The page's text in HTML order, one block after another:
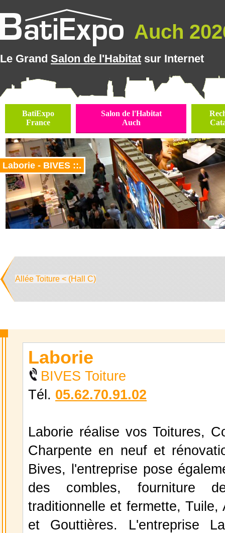
Auch
Le Grand Salon de l'Habitat sur Internet
BatiExpo
France
Salon de l'Habitat
Auch
Laborie - BIVES ::.
Allée Toiture < (Hall C)
Laborie
BIVES Toiture
Tél. 05.62.70.91.02
Laborie réalise vos Toitures,
Charpente en neuf et
Bives, l'entreprise pose
des combles, fourniture
traditionnelle et fermette, Tuile,
et Gouttières. L'entreprise